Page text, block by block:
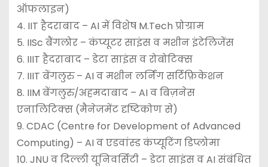
ऑफलाइन)
4. IIT हैदराबाद – AI में विशेष M.Tech प्रोग्राम
5. IISc बैंगलोर – कंप्यूटर साइंस व मशीन इंटेलिजेंस
6. IIIT हैदराबाद – डेटा साइंस व रोबोटिक्स
7. IIIT बेंगलुरु – AI व मशीन लर्निंग सर्टिफ़िकेशन
8. IIM बेंगलुरु/अहमदाबाद – AI व बिज़नेस
एनालिटिक्स (मैनेजमेंट दृष्टिकोण से)
9. CDAC (Centre for Development of Advanced
Computing) – AI व एडवांस्ड कंप्यूटिंग डिप्लोमा
10. JNU व दिल्ली यूनिवर्सिटी – डेटा साइंस व AI संबंधित